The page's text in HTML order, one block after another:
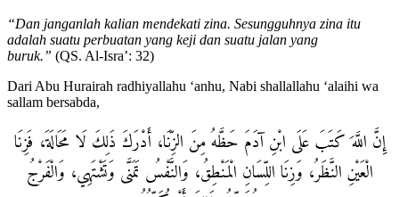
“Dan janganlah kalian mendekati zina. Sesungguhnya zina itu
adalah suatu perbuatan yang keji dan suatu jalan yang
buruk.” (QS. Al-Isra’: 32)
Dari Abu Hurairah radhiyallahu ‘anhu, Nabi shallallahu ‘alaihi wa
sallam bersabda,
إِنَّ اللَّهَ كَتَبَ عَلَى ابْنِ آدَمَ حَظَّهُ مِنَ الزِّنَا، أَدْرَكَ ذَلِكَ لَا مَحَالَةَ، فَزِنَا
الْعَيْنِ النَّظَرُ، وَزِنَا اللِّسَانِ الْمَنْطِقُ، وَالنَّفْسُ تَمَنَّى وَتَشْتَهِي، وَالْفَرْجُ